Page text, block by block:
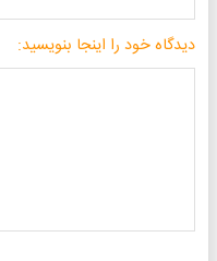
دیدگاه خود را اینجا بنویسید: